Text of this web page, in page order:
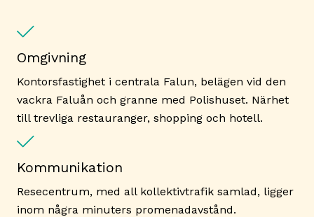
Omgivning
Kontorsfastighet i centrala Falun, belägen vid den
vackra Faluån och granne med Polishuset. Närhet
till trevliga restauranger, shopping och hotell.
Kommunikation
Resecentrum, med all kollektivtrafik samlad, ligger
inom några minuters promenadavstånd.